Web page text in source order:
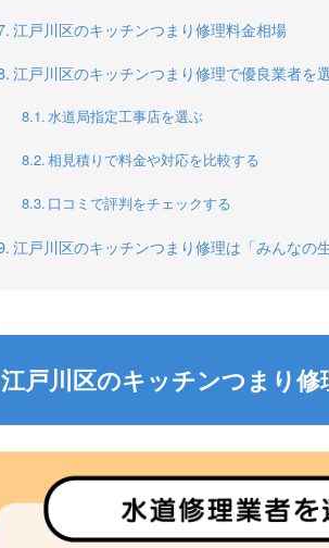
江戸川区のキッチンつまり修理料金相場
江戸川区のキッチンつまり修理で優良業者を
水道局指定工事店を選ぶ
相見積りで料金や対応を比較する
口コミで評判をチェックする
江戸川区のキッチンつまり修理は「みんなの
江戸川区のキッチンつまり